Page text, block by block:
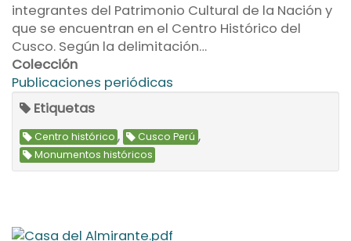
integrantes del Patrimonio Cultural de la Nación y
que se encuentran en el Centro Histórico del
Cusco. Según la delimitación…
Colección
Publicaciones periódicas
Etiquetas
Centro histórico , Cusco Perú ,
Monumentos históricos